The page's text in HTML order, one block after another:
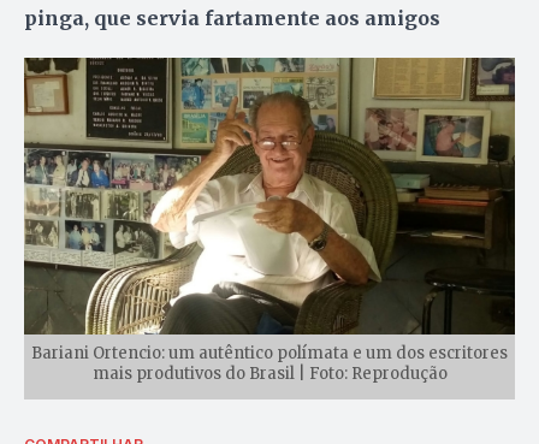
pinga, que servia fartamente aos amigos
Bariani Ortencio: um autêntico polímata e um dos escritores
mais produtivos do Brasil | Foto: Reprodução